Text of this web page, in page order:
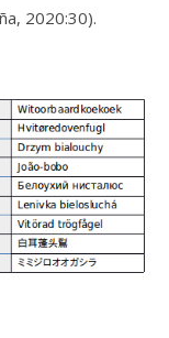
2020:30).